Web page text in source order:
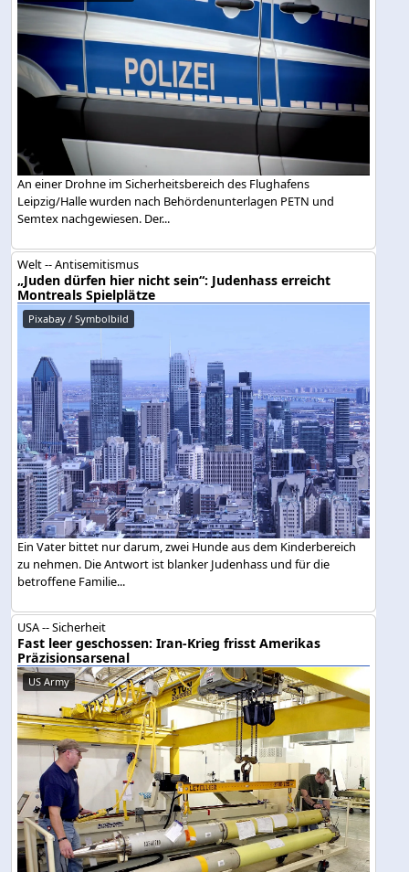
An einer Drohne im Sicherheitsbereich des Flughafens
Leipzig/Halle wurden nach Behördenunterlagen PETN und
Semtex nachgewiesen. Der...
Welt -- Antisemitismus
„Juden dürfen hier nicht sein“: Judenhass erreicht
Montreals Spielplätze
Pixabay / Symbolbild
Ein Vater bittet nur darum, zwei Hunde aus dem Kinderbereich
zu nehmen. Die Antwort ist blanker Judenhass und für die
betroffene Familie...
USA -- Sicherheit
Fast leer geschossen: Iran-Krieg frisst Amerikas
Präzisionsarsenal
US Army